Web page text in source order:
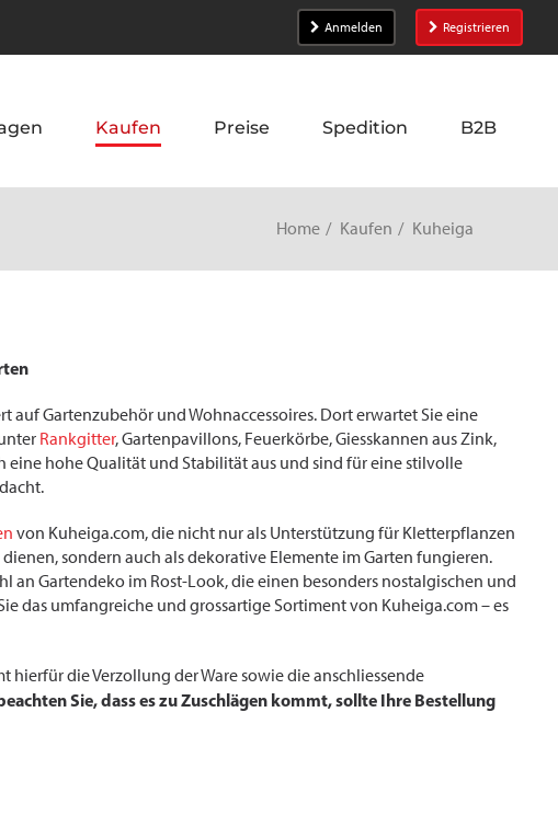
Anmelden Registrieren
Kaufen Preise Spedition B2B
Home Kaufen Kuheiga
auf Gartenzubehör und Wohnaccessoires. Dort erwartet Sie eine
Rankgitter, Gartenpavillons, Feuerkörbe, Giesskannen aus Zink,
eine hohe Qualität und Stabilität aus und sind für eine stilvolle
von Kuheiga.com, die nicht nur als Unterstützung für Kletterpflanzen
sondern auch als dekorative Elemente im Garten fungieren.
an Gartendeko im Rost-Look, die einen besonders nostalgischen und
das umfangreiche und grossartige Sortiment von Kuheiga.com – es
die Verzollung der Ware sowie die anschliessende
Sie, dass es zu Zuschlägen kommt, sollte Ihre Bestellung